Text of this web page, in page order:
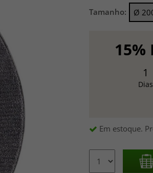
Tamanho:
15%
1
Dias
Em estoque.